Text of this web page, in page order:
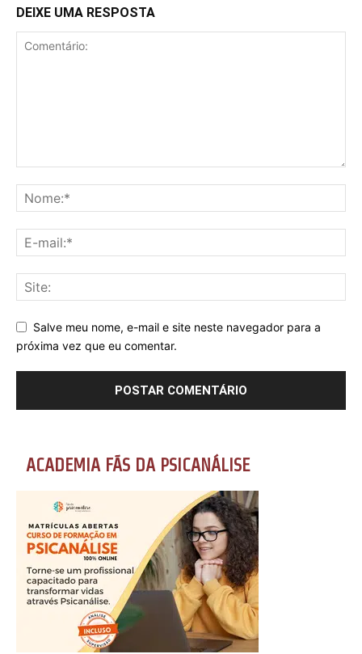
DEIXE UMA RESPOSTA
Salve meu nome, e-mail e site neste navegador para a
próxima vez que eu comentar.
ACADEMIA FÃS DA PSICANÁLISE